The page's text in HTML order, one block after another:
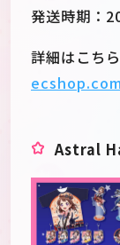
発送時期：
詳細はこち
Astral